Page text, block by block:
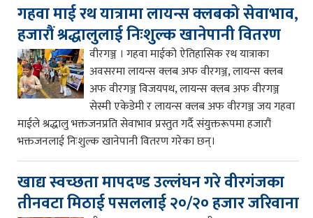
गहवा माई रथ यात्रामा लायन्स क्लबको सेवाभाव,
हजारौं श्रद्धालुलाई निःशुल्क खानेपानी वितरण
वीरगञ्ज । गहवा माईको ऐतिहासिक रथ यात्राका
अवसरमा लायन्स क्लब अफ वीरगञ्ज, लायन्स क्लब
अफ वीरगञ्ज विजयपथ, लायन्स क्लब अफ वीरगञ्ज
सेस्मी एकेडेमी र लायन्स क्लब अफ वीरगञ्ज जय गहवा
माईले श्रद्धालु भक्तजनप्रति सेवाभाव प्रस्तुत गर्दै संयुक्तरूपमा हजारौं
भक्तजनलाई निःशुल्क खानेपानी वितरण गरेका छन्।
खाद्य स्वच्छता मापदण्ड उल्लंघन गरे वीरगंजका
तीनवटा मिठाई पसललाई २०/२० हजार जरिवाना